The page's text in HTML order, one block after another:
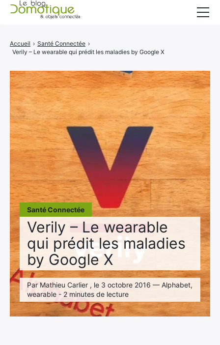
Santé Connectée
Verily – Le wearable
qui prédit les maladies
by Google X
Par Mathieu Carlier , le 3 octobre 2016 — Alphabet,
wearable - 2 minutes de lecture
Accueil › Santé Connectée ›
Verily – Le wearable qui prédit les maladies by Google X
Catégories
A propos
CONTACT